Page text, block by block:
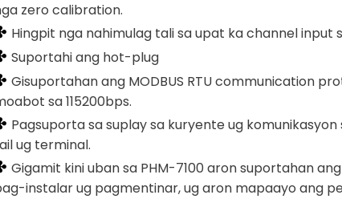
zero calibration.
Hingpit nga nahimulag tali sa upat ka channel
Suportahi ang hot-plug
Gisuportahan ang MODBUS RTU communication
sa 115200bps.
Pagsuporta sa suplay sa kuryente ug
ug terminal.
Gigamit kini uban sa PHM-7100 aron suportahan
instalar ug pagmentinar, ug aron mapaayo ang